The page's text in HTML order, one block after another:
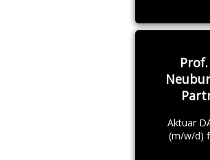
Aktuar
(m/w/d)